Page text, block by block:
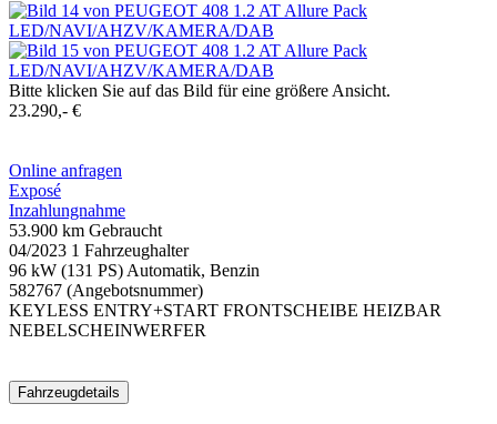
Bitte klicken Sie auf das Bild für eine größere Ansicht.
23.290,- €
Online anfragen
Exposé
Inzahlungnahme
53.900 km Gebraucht
04/2023 1 Fahrzeughalter
96 kW (131 PS) Automatik, Benzin
582767 (Angebotsnummer)
KEYLESS ENTRY+START FRONTSCHEIBE HEIZBAR
NEBELSCHEINWERFER
Fahrzeugdetails